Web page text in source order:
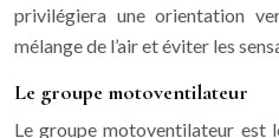
privilégiera une orientation
mélange de l’air et éviter les
Le groupe motoventilateur
Le groupe motoventilateur est